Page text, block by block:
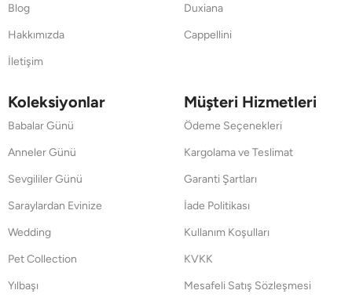
Blog
Hakkımızda
İletişim
Duxiana
Cappellini
Koleksiyonlar
Babalar Günü
Anneler Günü
Sevgililer Günü
Saraylardan Evinize
Wedding
Pet Collection
Yılbaşı
Müşteri Hizmetleri
Ödeme Seçenekleri
Kargolama ve Teslimat
Garanti Şartları
İade Politikası
Kullanım Koşulları
KVKK
Mesafeli Satış Sözleşmesi